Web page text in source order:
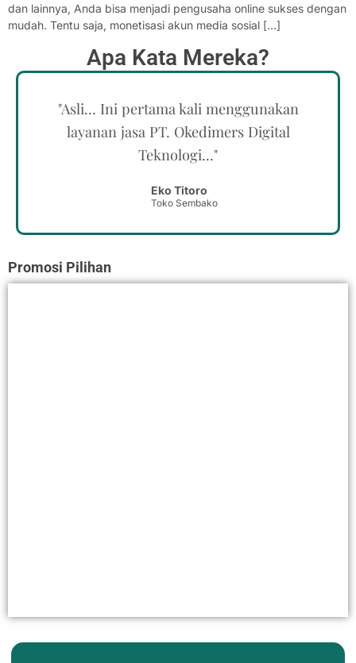
dan lainnya, Anda bisa menjadi pengusaha online sukses dengan
mudah. Tentu saja, monetisasi akun media sosial […]
Apa Kata Mereka?
"Asli… Ini pertama kali menggunakan
layanan jasa PT. Okedimers Digital
Teknologi..."
Eko Titoro
Toko Sembako
Promosi Pilihan